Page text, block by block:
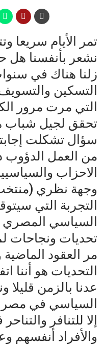
تمر الأيام سريعا
نشعر بأنفسنا هل
زلنا هناك في
التسكين
التي مرت مرور
تحقق لجيل شباب
سؤال تشكلت
من العمل الدؤوب
الاحزاب
وجهة نظري
التجربة التي
السياسي المصري
تحديات ونجاحات
مر العقود
التحديات هو أننا
عدنا بالزمن قليلا
السياسي في مصر
إلا للتنافر
والأفراد أنفسهم